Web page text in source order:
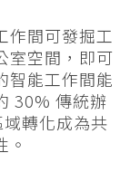
作間可發掘工
室空間，即可
智能工作間能
30% 傳統辦
轉化成為共